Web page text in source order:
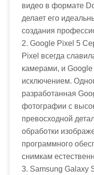
видео в формате
делает его
создания
2. Google Pixel 5
Pixel всегда
камерами, и
исключением.
разработанная
фотографии с
превосходной
обработки
программного
снимкам
3. Samsung Galaxy